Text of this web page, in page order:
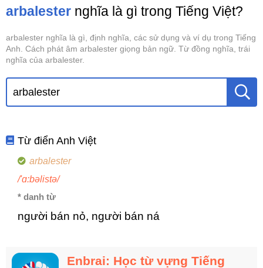
arbalester nghĩa là gì trong Tiếng Việt?
arbalester nghĩa là gì, định nghĩa, các sử dụng và ví dụ trong Tiếng
Anh. Cách phát âm arbalester giọng bản ngữ. Từ đồng nghĩa, trái
nghĩa của arbalester.
Từ điển Anh Việt
arbalester
/'ɑ:bəlistə/
* danh từ
người bán nỏ, người bán ná
Enbrai: Học từ vựng Tiếng